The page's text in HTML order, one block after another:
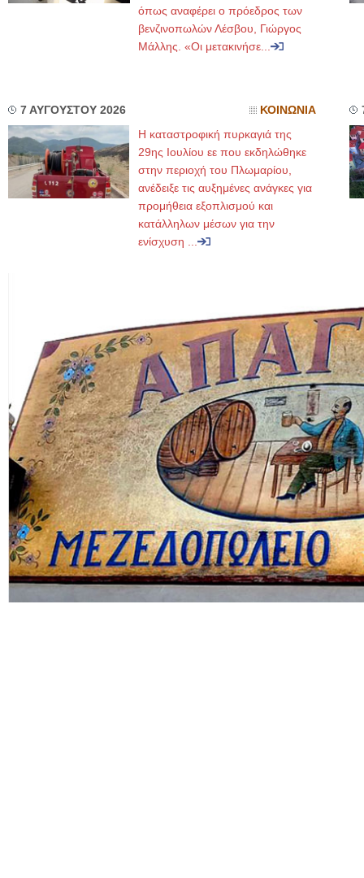
όπως αναφέρει ο πρόεδρος των
βενζινοπωλών Λέσβου, Γιώργος
Μάλλης. «Οι μετακινήσε...
7 ΑΥΓΟΥΣΤΟΥ 2026 ΚΟΙΝΩΝΙΑ
Η καταστροφική πυρκαγιά της
29ης Ιουλίου εε που εκδηλώθηκε
στην περιοχή του Πλωμαρίου,
ανέδειξε τις αυξημένες ανάγκες για
προμήθεια εξοπλισμού και
κατάλληλων μέσων για την
ενίσχυση ...